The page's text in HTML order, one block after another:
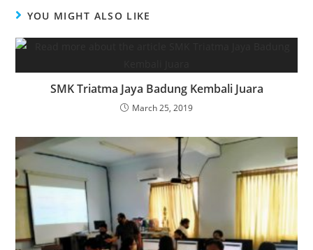
YOU MIGHT ALSO LIKE
SMK Triatma Jaya Badung Kembali Juara
March 25, 2019